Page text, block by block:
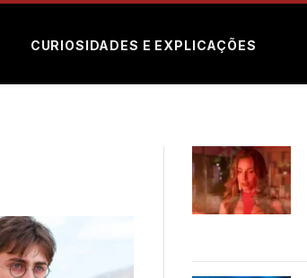
CURIOSIDADES E EXPLICAÇÕES